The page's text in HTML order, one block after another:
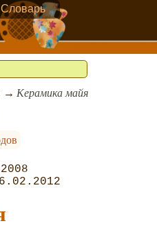
Словарь
Керамика майя